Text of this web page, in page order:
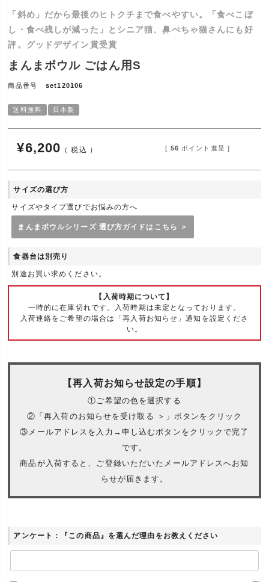
「斜め」だから最後のヒトクチまで食べやすい。「食べこぼ
し・食べ残しが減った」とシニア猫、鼻ぺちゃ猫さんにも好
評。グッドデザイン賞受賞
まんまボウル ごはん用S
商品番号 set120106
送料無料 日本製
¥6,200 税込 [ 56 ポイント進呈 ]
サイズの選び方
サイズやタイプ選びでお悩みの方へ
まんまボウルシリーズ 選び方ガイドはこちら ＞
食器台は別売り
別途お買い求めください。
【入荷時期について】
一時的に在庫切れです。入荷時期は未定となっております。
入荷連絡をご希望の場合は「再入荷お知らせ」通知を設定くださ
い。
【再入荷お知らせ設定の手順】
①ご希望の色を選択する
②「再入荷のお知らせを受け取る ＞」ボタンをクリック
③メールアドレスを入力→申し込むボタンをクリックで完了
です。
商品が入荷すると、ご登録いただいたメールアドレスへお知
らせが届きます。
アンケート：『この商品』を選んだ理由をお教えください